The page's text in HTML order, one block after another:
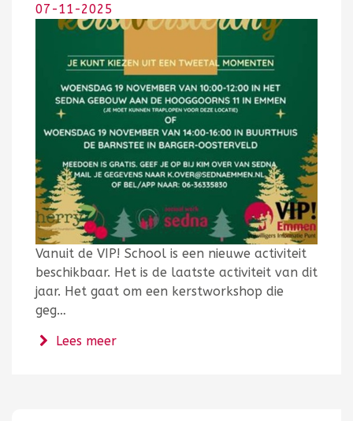
07-11-2025
Vanuit de VIP! School is een nieuwe activiteit
beschikbaar. Het is de laatste activiteit van dit
jaar. Het gaat om een kerstworkshop die
geg…
Lees meerover Kerstworkshop vanuit de VIP!